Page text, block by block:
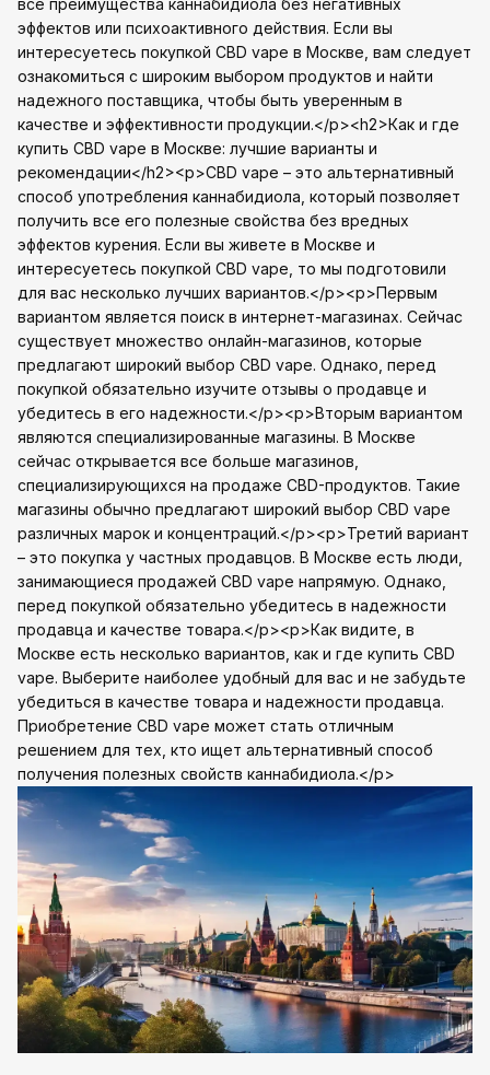
эффектов или психоактивного действия. Если вы
интересуетесь покупкой CBD vape в Москве, вам следует
ознакомиться с широким выбором продуктов и найти
надежного поставщика, чтобы быть уверенным в
качестве и эффективности продукции.</p><h2>Как и где
купить CBD vape в Москве: лучшие варианты и
рекомендации</h2><p>CBD vape – это альтернативный
способ употребления каннабидиола, который позволяет
получить все его полезные свойства без вредных
эффектов курения. Если вы живете в Москве и
интересуетесь покупкой CBD vape, то мы подготовили
для вас несколько лучших вариантов.</p><p>Первым
вариантом является поиск в интернет-магазинах. Сейчас
существует множество онлайн-магазинов, которые
предлагают широкий выбор CBD vape. Однако, перед
покупкой обязательно изучите отзывы о продавце и
убедитесь в его надежности.</p><p>Вторым вариантом
являются специализированные магазины. В Москве
сейчас открывается все больше магазинов,
специализирующихся на продаже CBD-продуктов. Такие
магазины обычно предлагают широкий выбор CBD vape
различных марок и концентраций.</p><p>Третий вариант
– это покупка у частных продавцов. В Москве есть люди,
занимающиеся продажей CBD vape напрямую. Однако,
перед покупкой обязательно убедитесь в надежности
продавца и качестве товара.</p><p>Как видите, в
Москве есть несколько вариантов, как и где купить CBD
vape. Выберите наиболее удобный для вас и не забудьте
убедиться в качестве товара и надежности продавца.
Приобретение CBD vape может стать отличным
решением для тех, кто ищет альтернативный способ
получения полезных свойств каннабидиола.</p>